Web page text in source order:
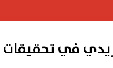
في تحقيقات